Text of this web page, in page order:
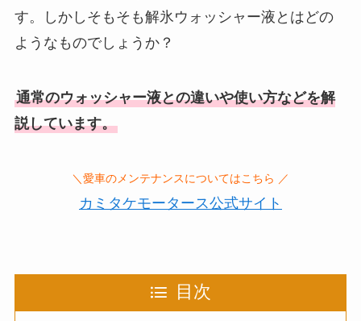
す。しかしそもそも解氷ウォッシャー液とはどの
ようなものでしょうか？
通常のウォッシャー液との違いや使い方などを解
説しています。
＼愛車のメンテナンスについてはこちら ／
カミタケモータース公式サイト
目次